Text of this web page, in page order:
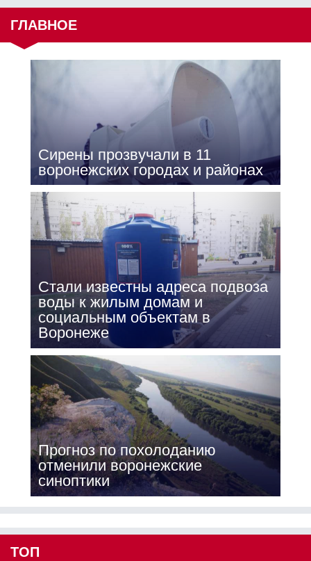
ГЛАВНОЕ
Сирены прозвучали в 11
воронежских городах и районах
Стали известны адреса подвоза
воды к жилым домам и
социальным объектам в
Воронеже
Прогноз по похолоданию
отменили воронежские
синоптики
ТОП